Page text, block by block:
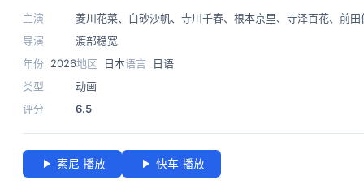
主演 菱川花菜、 白砂沙帆、 寺川千春、 根本京里、 寺泽百花、 前田
导演
渡部稳宽
年份 2026地区 日本语言
日语
类型
动画
评分
6.5
索尼 播放 快车 播放